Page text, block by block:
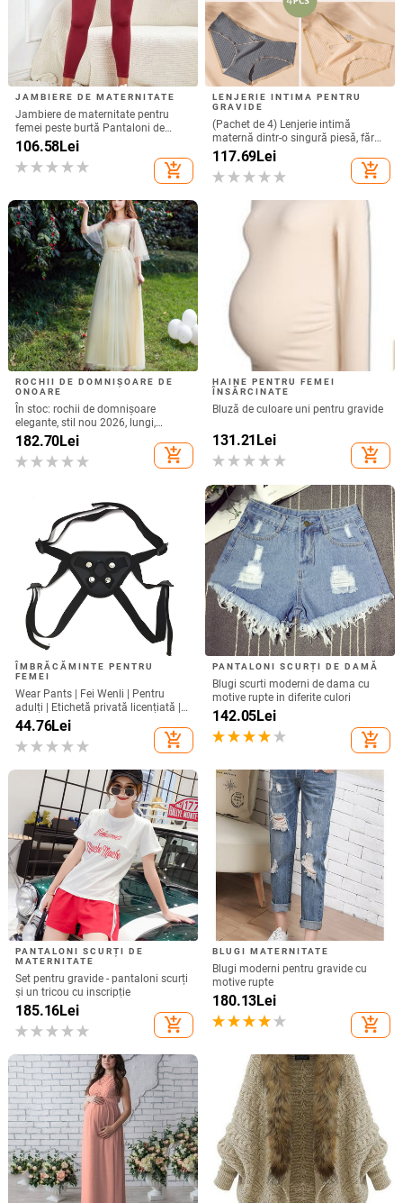
JAMBIERE DE MATERNITATE
Jambiere de maternitate pentru
femei peste burtă Pantaloni de
yoga pentru sarcină Uzură activă
Jambiere de antrenament
106.58Lei
add_shopping_cart
LENJERIE INTIMA PENTRU
GRAVIDE
(Pachet de 4) Lenjerie intimă
maternă dintr-o singură piesă, fără
cusături, din bumbac pur,
confortabilă și cu susținere bună
pentru sarcina timpurie, mijlocie și
târzie și perioada postpartum
117.69Lei
add_shopping_cart
ROCHII DE DOMNIȘOARE DE
ONOARE
În stoc: rochii de domnișoare
elegante, stil nou 2026, lungi,
croială slim, pentru petreceri,
absolvire și cor, pentru femei
182.70Lei
add_shopping_cart
HAINE PENTRU FEMEI
ÎNSĂRCINATE
Bluză de culoare uni pentru gravide
131.21Lei
ÎMBRĂCĂMINTE PENTRU
FEMEI
Wear Pants | Fei Wenli | Pentru
adulți | Etichetă privată licențiată |
Fără import
44.76Lei
add_shopping_cart
PANTALONI SCURȚI DE DAMĂ
Blugi scurti moderni de dama cu
motive rupte in diferite culori
142.05Lei
add_shopping_cart
PANTALONI SCURȚI DE
MATERNITATE
Set pentru gravide - pantaloni scurți
și un tricou cu inscripție
185.16 Lei
add_shopping_cart
BLUGI MATERNITATE
Blugi moderni pentru gravide cu
motive rupte
180.13Lei
ROCHII PENTRU MATERNITATE
Rochie lunga pentru gravide in trei
culori
198.47Lei
VESTE DE DAMĂ
Vesta moderna de dama cu puf de
culoare deschisa
114.72Lei